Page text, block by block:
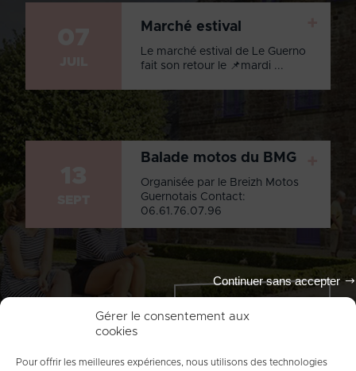
Gérer le consentement aux
cookies
Pour offrir les meilleures expériences, nous utilisons des technologies
Continuer sans accepter
Marché estival
Le marché estival de Le Guerno
fait son retour le 📌mardi ...
Balade motos du BMG
Organisée par le Breizh Motos
Guernotais Contact:
06.61.76.07.96